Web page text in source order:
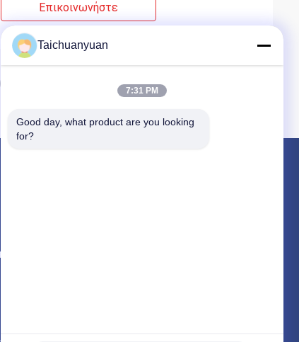
Επικοινωνήστε
Taichuanyuan
7:31 PM
Good day, what product are you looking
for?